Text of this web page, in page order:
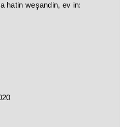
hatin weşandin, ev in: